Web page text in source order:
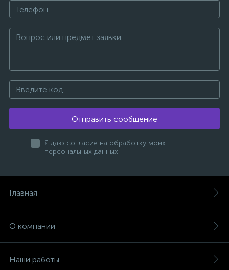
Отправить сообщение
Я даю согласие на обработку моих
персональных данных
Главная
О компании
Наши работы